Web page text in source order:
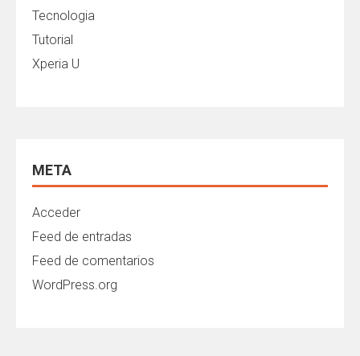
Tecnologia
Tutorial
Xperia U
META
Acceder
Feed de entradas
Feed de comentarios
WordPress.org